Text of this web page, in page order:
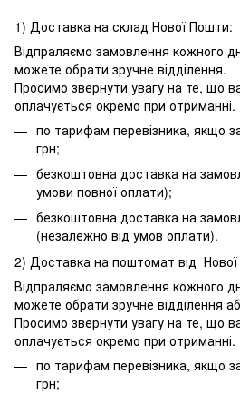
1) Доставка на склад Нової Пошти:
Відпраляємо замовлення кожного
можете обрати зручне відділення.
Просимо звернути увагу на те, що
оплачується окремо при отриманні.
по тарифам перевізника, якщо
грн;
безкоштовна доставка на
умови повної оплати);
безкоштовна доставка на
(незалежно від умов оплати).
2) Доставка на поштомат від
Відпраляємо замовлення кожного
можете обрати зручне відділення
Просимо звернути увагу на те, що
оплачується окремо при отриманні.
по тарифам перевізника, якщо
грн;